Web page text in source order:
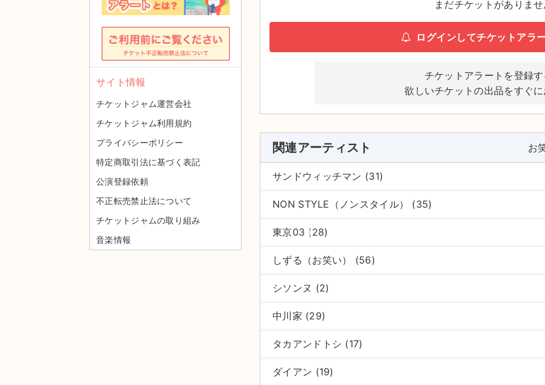
まだチケットがありませ
ログインしてチケットアラ
チケットアラートを登録す
欲しいチケットの出品をすぐ
関連アーティスト お
サンドウィッチマン (31)
NON STYLE（ノンスタイル） (35)
東京03 (28)
しずる（お笑い） (56)
シソンヌ (2)
中川家 (29)
タカアンドトシ (17)
ダイアン (19)
サイト情報
チケットジャム運営会社
チケットジャム利用規約
プライバシーポリシー
特定商取引法に基づく表記
公演登録依頼
不正転売禁止法について
チケットジャムの取り組み
音楽情報